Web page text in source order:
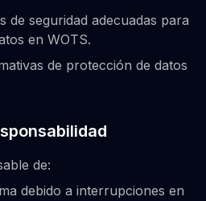
de seguridad adecuadas para
en WOTS.
de protección de datos
de:
debido a interrupciones en